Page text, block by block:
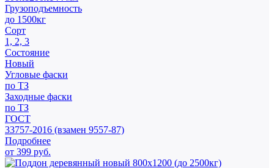
Грузоподъемность
до 1500кг
Сорт
1, 2, 3
Состояние
Новый
Угловые фаски
по ТЗ
Заходные фаски
по ТЗ
ГОСТ
33757-2016 (взамен 9557-87)
Подробнее
от 399 руб.